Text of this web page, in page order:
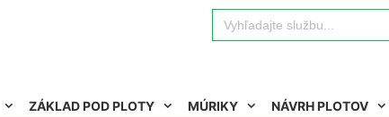
Search
for:
ZÁKLAD POD PLOTY MÚRIKY NÁVRH PLOTOV